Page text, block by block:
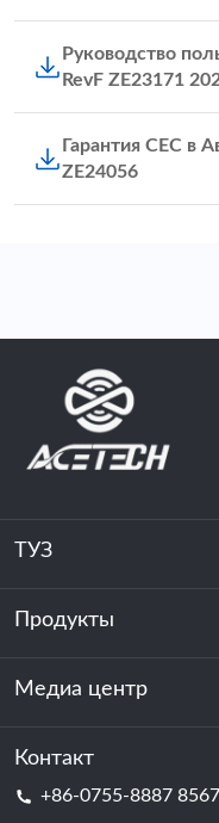
Руководство
RevF ZE23171
Гарантия CEC в
ZE24056
ТУЗ
О нас
устойчивость
Продукты
Хранение энергии
Центр обработки
Медиа центр
Новости
Контакт
+86-0755-8887 8567